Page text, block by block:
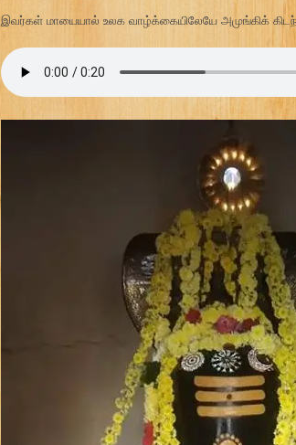
இவர்கள் மாயையால் உலக வாழ்க்கையிலேயே அமுங்கிக்